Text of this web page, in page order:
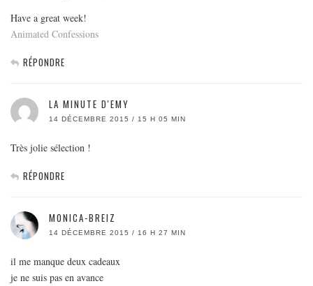
Have a great week!
Animated Confessions
RÉPONDRE
LA MINUTE D'EMY
14 DÉCEMBRE 2015 / 15 H 05 MIN
Très jolie sélection !
RÉPONDRE
MONICA-BREIZ
14 DÉCEMBRE 2015 / 16 H 27 MIN
il me manque deux cadeaux
je ne suis pas en avance